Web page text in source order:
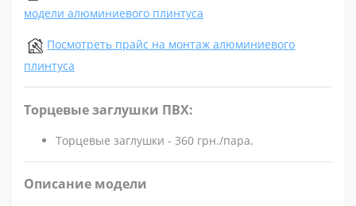
модели алюминиевого плинтуса
Посмотреть прайс на монтаж алюминиевого
плинтуса
Торцевые заглушки ПВХ:
Торцевые заглушки - 360 грн./пара.
Описание модели